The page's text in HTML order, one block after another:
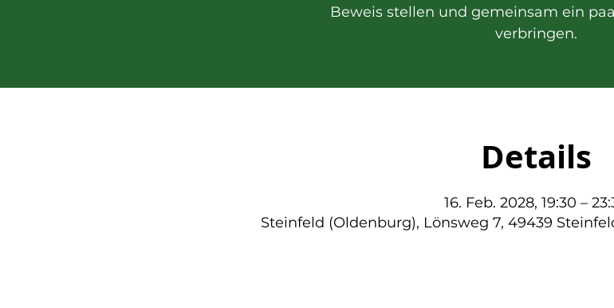
Beweis stellen und gemeinsam ein
verbringen.
Details
16. Feb. 2028, 19:30 –
Steinfeld (Oldenburg), Lönsweg 7, 49439